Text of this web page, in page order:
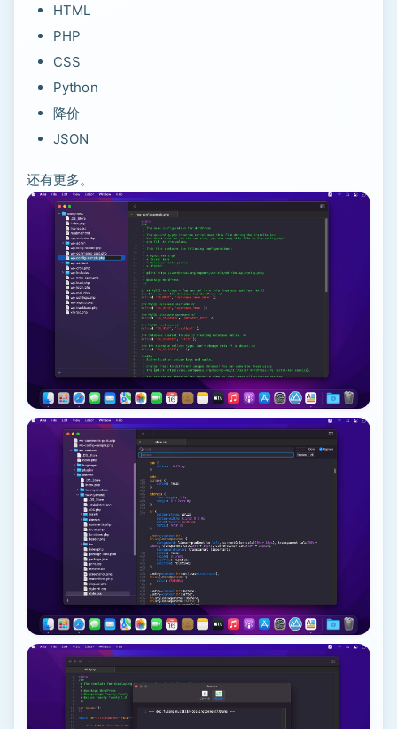
HTML
PHP
CSS
Python
降价
JSON
还有更多。